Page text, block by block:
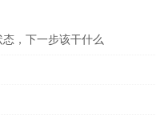
，下一步该干什么